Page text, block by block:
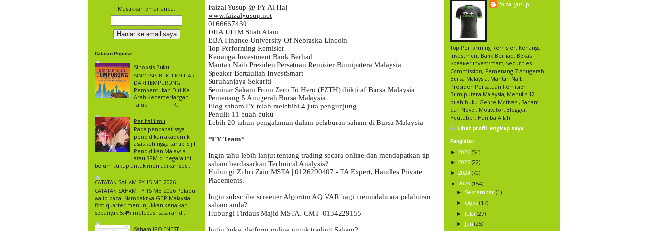
Masukkan email anda:
Catatan Popular
Sinopsis Buku
SINOPSIS BUKU KELUAR
DARI TEMPURUNG
Pembentukan Diri Ke
Arah Kecemerlangan
Tajuk : K...
Perihal ilmu
Pada pendapat saya
pendidikan akademik
asas sehingga tahap Sijil
Pendidikan Malaysia
atau SPM di negara ini
belum cukup untuk menjadikan ses...
CATATAN SAHAM FY 15 MEI 2026
CATATAN SAHAM FY 15 MEI 2026 Pelabur
wajib baca. Nampaknya GDP Malaysia
first quarter menunjukkan kenaikan
sebanyak 5.4% melepasi sasaran d...
Saham IPO ENEST
www.faizalyusup.net
0166667430
DIIA UITM Shah Alam
BBA Finance University Of Nebraska Lincoln
Top Performing Remisier
Kenanga Investment Bank Berhad
Mantan Naib Presiden Persatuan Remisier Bumiputera Malaysia
Speaker Bertauliah InvestSmart
Suruhanjaya Sekuriti
Seminar Saham From Zero To Hero (FZTH) diiktiraf Bursa Malaysia
Pemenang 5 Anugerah Bursa Malaysia
Blog saham FY telah melebihi 4 juta pengunjung
Penulis 11 buah buku
Lebih 20 tahun pengalaman dalam pelaburan saham di Bursa Malaysia.
Ingin tahu lebih lanjut tentang trading secara online dan mendapatkan tip
saham berdasarkan Technical Analysis?
Hubungi Zuhri Zain MSTA | 0126290407 - TA Expert, Handles Private
Placements.
Ingin subscribe screener Algoritm AQ VAR bagi memudahcara pelaburan
saham anda?
Hubungi Firdaus Majid MSTA, CMT |0134229155
faizal yusup
Top Performing Remisier, Kenanga
Investment Bank Berhad, Bekas
Speaker Investsmart, Securities
Commission, Pemenang 7 Anugerah
Bursa Malaysia, Mantan Naib
Presiden Persatuan Remisier
Bumiputera Malaysia, Menulis 12
buah buku Genre Motivasi, Saham
dan Novel, Motivator, Blogger,
Youtuber, Hamba Allah.
Lihat profil lengkap saya
Pengisian
► 2026 (54)
► 2025 (22)
► 2024 (70)
▼ 2023 (154)
► September (1)
► Ogos (17)
► Julai (27)
► Jun (25)